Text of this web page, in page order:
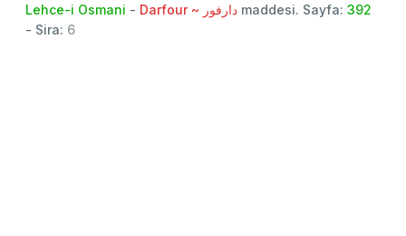
Lehce-i Osmani - Darfour ~ دارفور maddesi. Sayfa: 392
- Sira: 6